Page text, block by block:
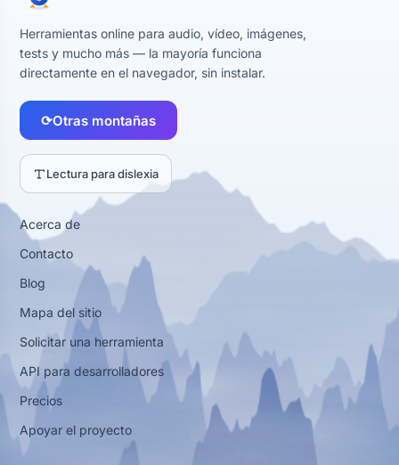
Herramientas online para audio, vídeo, imágenes,
tests y mucho más — la mayoría funciona
directamente en el navegador, sin instalar.
⟳Otras montañas
Lectura para dislexia
Acerca de
Contacto
Blog
Mapa del sitio
Solicitar una herramienta
API para desarrolladores
Precios
Apoyar el proyecto